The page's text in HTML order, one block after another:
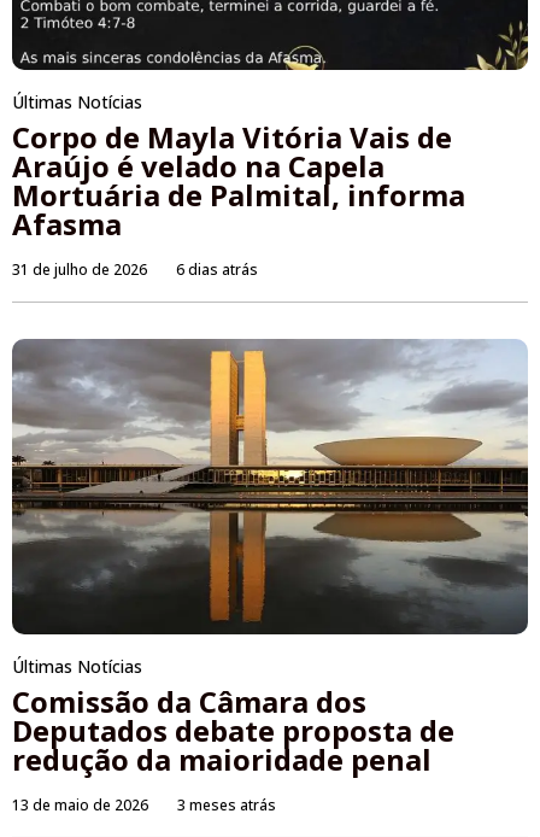
Últimas Notícias
Corpo de Mayla Vitória Vais de
Araújo é velado na Capela
Mortuária de Palmital, informa
Afasma
31 de julho de 2026 6 dias atrás
Últimas Notícias
Comissão da Câmara dos
Deputados debate proposta de
redução da maioridade penal
13 de maio de 2026 3 meses atrás